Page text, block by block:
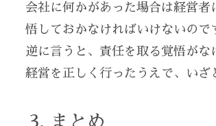
会社に何かがあった場合は経営
悟しておかなければいけないので
逆に言うと、責任を取る覚悟がな
経営を正しく行ったうえで、いざ
まとめ